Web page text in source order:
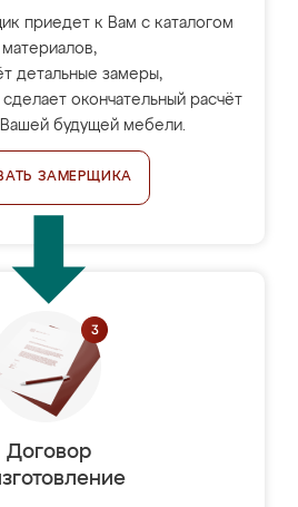
приедет к Вам с каталогом
материалов,
детальные замеры,
окончательный расчёт
будущей мебели.
ЗАМЕРЩИКА
Договор